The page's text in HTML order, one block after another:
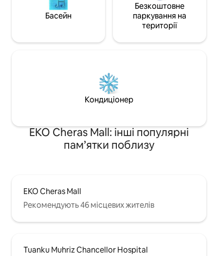
Мікрохвильова піч. - фен; -
Холодильник. - Машина для одягу для
рушники, 2 рушники для обличчя,
Басейн
Безкоштовне
паркування на
території
Кондиціонер
EKO Cheras Mall: інші популярні
пам’ятки поблизу
EKO Cheras Mall
Рекомендують 46 місцевих жителів
Tuanku Muhriz Chancellor Hospital